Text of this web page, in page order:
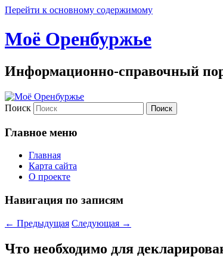
Перейти к основному содержимому
Моё Оренбуржье
Информационно-справочный
Поиск
Главное меню
Главная
Карта сайта
О проекте
Навигация по записям
← Предыдущая Следующая →
Что необходимо для